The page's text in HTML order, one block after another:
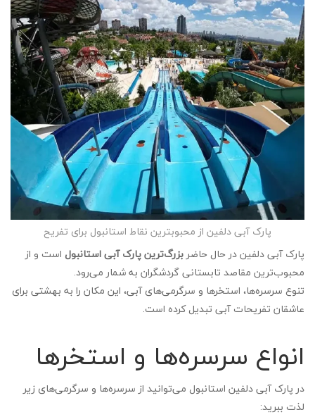
پارک آبی دلفین از محبوبترین نقاط استانبول برای تفریح
پارک آبی دلفین در حال حاضربزرگ‌ترین پارک آبی استانبول است و از
محبوب‌ترین مقاصد تابستانی گردشگران به شمار می‌رود.
تنوع سرسره‌ها، استخرها و سرگرمی‌های آبی، این مکان را به بهشتی برای
عاشقان تفریحات آبی تبدیل کرده است.
انواع سرسره‌ها و استخرها
در پارک آبی دلفین استانبول می‌توانید از سرسره‌ها و سرگرمی‌های زیر
لذت ببرید: